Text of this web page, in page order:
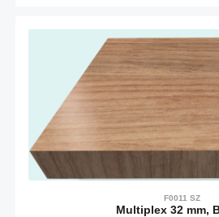
F0011 SZ
Multiplex 32 mm,